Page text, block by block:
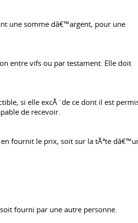
une somme dâ€™argent, pour une
entre vifs ou par testament. Elle doit
si elle excÃ¨de ce dont il est
de recevoir.
fournit le prix, soit sur la tÃªte
fourni par une autre personne.